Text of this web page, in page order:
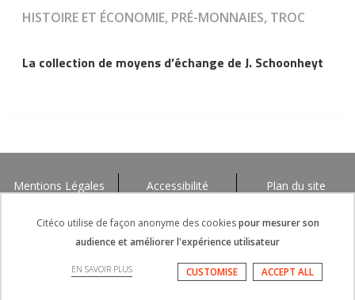
HISTOIRE ET ÉCONOMIE, PRÉ-MONNAIES, TROC
La collection de moyens d’échange de J. Schoonheyt
Mentions Légales Accessibilité Plan du site
Citéco utilise de façon anonyme des cookiespour mesurer son
audience et améliorer l'expérience utilisateur
EN SAVOIR PLUS ACCEPT ALL
CUSTOMISE